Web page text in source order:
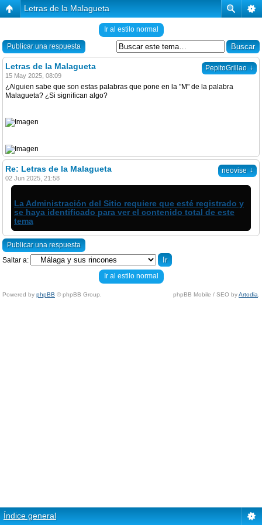
Letras de la Malagueta
Ir al estilo normal
Publicar una respuesta
PepitoGrillao ↓
Letras de la Malagueta
15 May 2025, 08:09
¿Alguien sabe que son estas palabras que pone en la "M" de la palabra
Malagueta? ¿Si significan algo?
neovise ↓
Re: Letras de la Malagueta
02 Jun 2025, 21:58
La Administración del Sitio requiere que esté registrado y
se haya identificado para ver el contenido total de este
tema
Publicar una respuesta
Saltar a:
Ir al estilo normal
Powered by phpBB © phpBB Group. phpBB Mobile / SEO byArtodia
Índice general